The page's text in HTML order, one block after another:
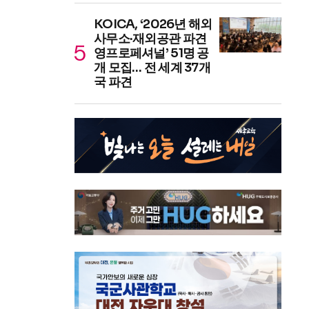
KOICA, ‘2026년 해외
사무소·재외공관 파견
영프로페셔널’ 51명 공
개 모집… 전 세계 37개
국 파견